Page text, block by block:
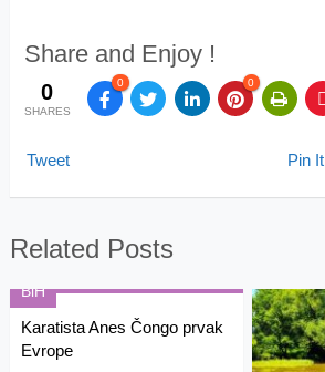
Share and Enjoy !
0
SHARES
0 0
Tweet Pin It
Related Posts
BiH
Karatista Anes Čongo prvak
Evrope